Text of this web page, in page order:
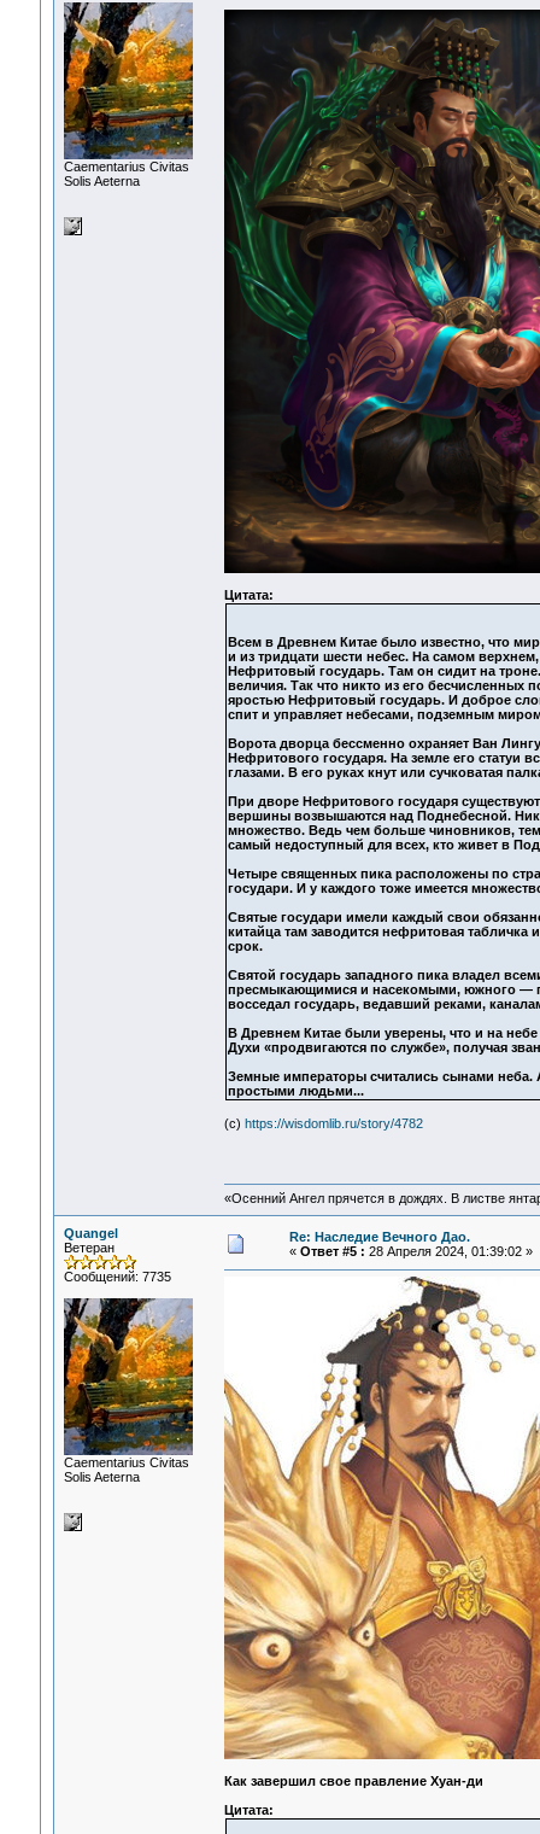
Сaementarius Civitas
Solis Aeterna
Цитата:
Всем в Древнем Китае было известно, что
и из тридцати шести небес. На самом
Нефритовый государь. Там он сидит на
величия. Так что никто из его бесчисленных
яростью Нефритовый государь. И доброе
спит и управляет небесами, подземным
Ворота дворца бессменно охраняет Ван
Нефритового государя. На земле его статуи
глазами. В его руках кнут или сучковатая
При дворе Нефритового государя
вершины возвышаются над Поднебесной.
множество. Ведь чем больше чиновников,
самый недоступный для всех, кто живет в
Четыре священных пика расположены по
государи. И у каждого тоже имеется
Святые государи имели каждый свои
китайца там заводится нефритовая табличка
срок.
Святой государь западного пика владел
пресмыкающимися и насекомыми, южного —
восседал государь, ведавший реками,
В Древнем Китае были уверены, что и на
Духи «продвигаются по службе», получая
Земные императоры считались сынами неба.
простыми людьми...
(c) https://wisdomlib.ru/story/4782
«Осенний Ангел прячется в дождях. В листве
Quangel
Ветеран
Сообщений: 7735
Сaementarius Civitas
Solis Aeterna
Re: Наследие Вечного Дао.
« Ответ #5 : 28 Апреля 2024, 01:39:02 »
Как завершил свое правление Хуан-ди
Цитата: